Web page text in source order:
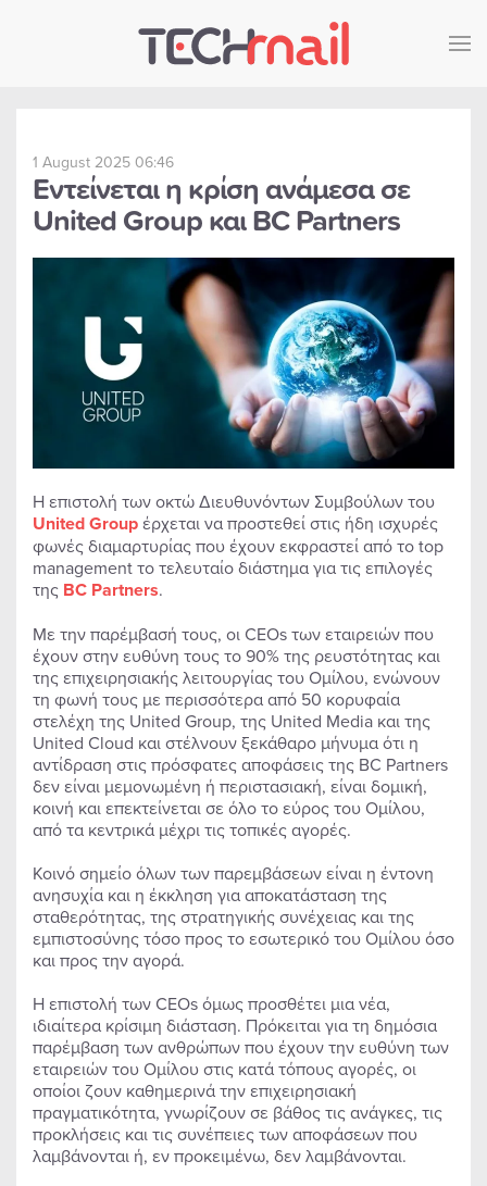
Skip to main content
1 August 2025 06:46
Εντείνεται η κρίση ανάμεσα σε
United Group και BC Partners
Η επιστολή των οκτώ Διευθυνόντων Συμβούλων του
UnitedGroupέρχεται να προστεθεί στις ήδη ισχυρές
φωνές διαμαρτυρίας που έχουν εκφραστεί από το top
management το τελευταίο διάστημα για τις επιλογές
της BC Partners.
Με την παρέμβασή τους, οι CEOs των εταιρειών που
έχουν στην ευθύνη τους το 90% της ρευστότητας και
της επιχειρησιακής λειτουργίας του Ομίλου, ενώνουν
τη φωνή τους με περισσότερα από 50 κορυφαία
στελέχη της United Group, της United Media και της
United Cloud και στέλνουν ξεκάθαρο μήνυμα ότι η
αντίδραση στις πρόσφατες αποφάσεις της BC Partners
δεν είναι μεμονωμένη ή περιστασιακή, είναι δομική,
κοινή και επεκτείνεται σε όλο το εύρος του Ομίλου,
από τα κεντρικά μέχρι τις τοπικές αγορές.
Κοινό σημείο όλων των παρεμβάσεων είναι η έντονη
ανησυχία και η έκκληση για αποκατάσταση της
σταθερότητας, της στρατηγικής συνέχειας και της
εμπιστοσύνης τόσο προς το εσωτερικό του Ομίλου όσο
και προς την αγορά.
Η επιστολή των CEOs όμως προσθέτει μια νέα,
ιδιαίτερα κρίσιμη διάσταση. Πρόκειται για τη δημόσια
παρέμβαση των ανθρώπων που έχουν την ευθύνη των
εταιρειών του Ομίλου στις κατά τόπους αγορές, οι
οποίοι ζουν καθημερινά την επιχειρησιακή
πραγματικότητα, γνωρίζουν σε βάθος τις ανάγκες, τις
προκλήσεις και τις συνέπειες των αποφάσεων που
λαμβάνονται ή, εν προκειμένω, δεν λαμβάνονται.